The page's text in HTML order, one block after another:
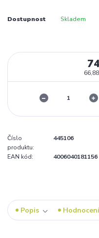
Dostupnost Skladem
Číslo
produktu:
445106
EAN kód: 4006040181156
Popis